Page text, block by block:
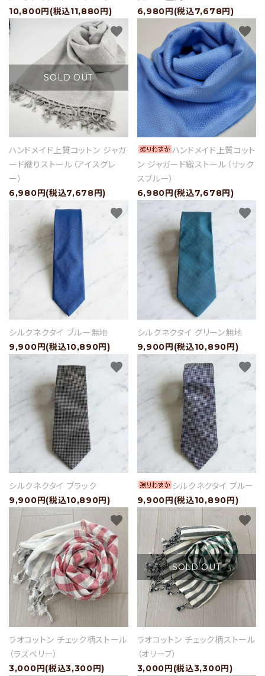
10,800円(税込11,880円)
6,980円(税込7,678円)
SOLD OUT
ハンドメイド上質コットン ジャガ
ード織りストール（アイスグレ
ー）
6,980円(税込7,678円)
favorite
ハンドメイド上質コット
ン ジャガード織ストール（サック
スブルー）
6,980円(税込7,678円)
favorite
シルクネクタイ ブルー無地
9,900円(税込10,890円)
favorite
シルクネクタイ グリーン無地
9,900円(税込10,890円)
favorite
シルクネクタイ ブラック
9,900円(税込10,890円)
favorite
シルクネクタイ ブルー
9,900円(税込10,890円)
favorite
ラオコットン チェック柄ストール
（ラズベリー）
3,000円(税込3,300円)
favorite
SOLD OUT
ラオコットン チェック柄ストール
（オリーブ）
3,000円(税込3,300円)
favorite